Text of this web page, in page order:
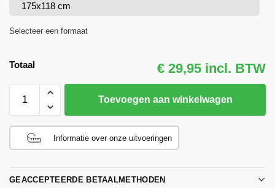
175x118 cm
Selecteer een formaat
Totaal € 29,95 incl. BTW
Toevoegen aan winkelwagen
Informatie over onze uitvoeringen
GEACCEPTEERDE BETAALMETHODEN